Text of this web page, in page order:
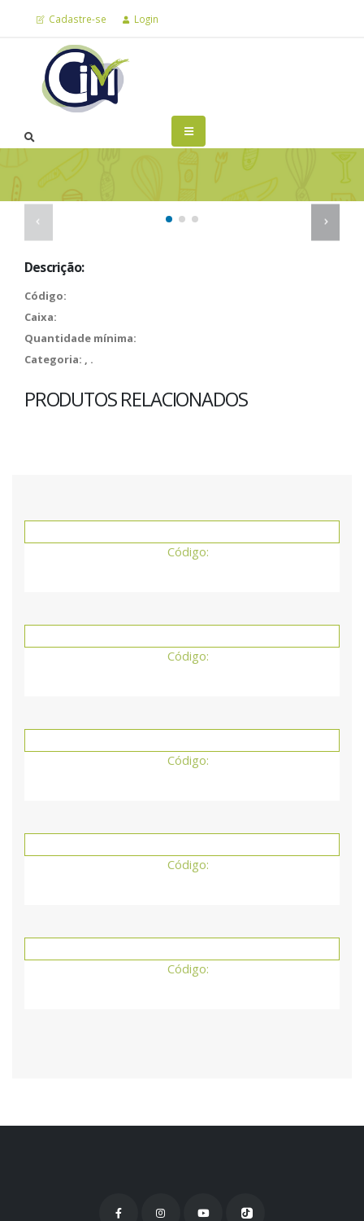
Cadastre-se Login
Descrição:
Código:
Caixa:
Quantidade mínima:
Categoria: , .
PRODUTOS RELACIONADOS
Código:
Código:
Código:
Código:
Código: